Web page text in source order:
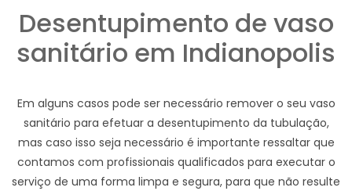
Desentupimento de vaso
sanitário em Indianopolis
Em alguns casos pode ser necessário remover o seu vaso
sanitário para efetuar a desentupimento da tubulação,
mas caso isso seja necessário é importante ressaltar que
contamos com profissionais qualificados para executar o
serviço de uma forma limpa e segura, para que não resulte